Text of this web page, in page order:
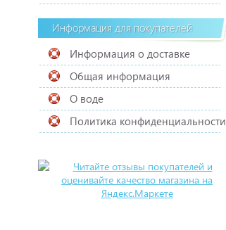
Информация для покупателей
Информация о доставке
Общая информация
О воде
Политика конфиденциальности